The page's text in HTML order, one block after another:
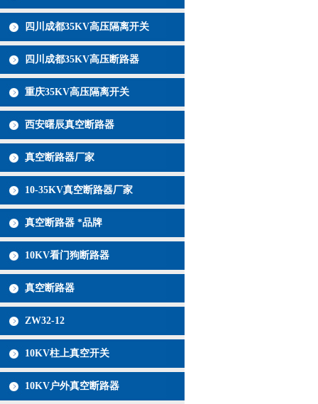
四川成都35KV高压隔离开关
四川成都35KV高压断路器
重庆35KV高压隔离开关
西安曙辰真空断路器
真空断路器厂家
10-35KV真空断路器厂家
真空断路器 *品牌
10KV看门狗断路器
真空断路器
ZW32-12
10KV柱上真空开关
10KV户外真空断路器